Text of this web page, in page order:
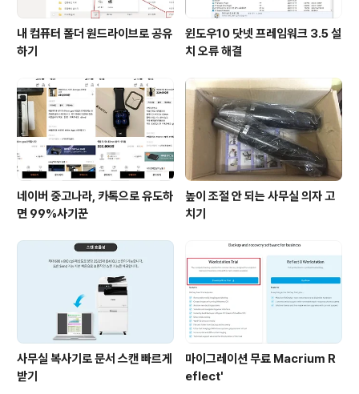
내 컴퓨터 폴더 원드라이브로 공유
하기
윈도우10 닷넷 프레임워크 3.5 설
치 오류 해결
네이버 중고나라, 카톡으로 유도하
면 99%사기꾼
높이 조절 안 되는 사무실 의자 고
치기
사무실 복사기로 문서 스캔 빠르게
받기
마이그레이션 무료 Macrium R
eflect'